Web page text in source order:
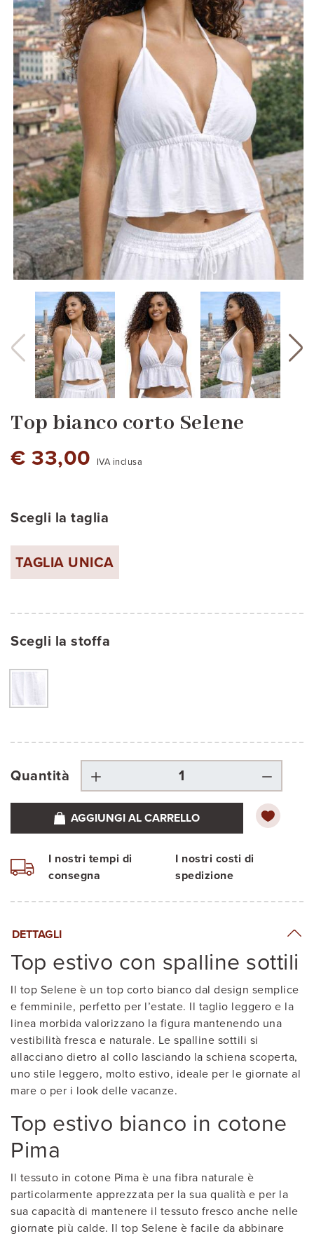
Top bianco corto Selene
€ 33,00 IVA inclusa
Scegli la taglia
TAGLIA UNICA
Scegli la stoffa
Quantità
AGGIUNGI AL CARRELLO
I nostri tempi di
consegna
I nostri costi di
spedizione
DETTAGLI
Top estivo con spalline sottili
Il top Selene è un top corto bianco dal design semplice
e femminile, perfetto per l’estate. Il taglio leggero e la
linea morbida valorizzano la figura mantenendo una
vestibilità fresca e naturale. Le spalline sottili si
allacciano dietro al collo lasciando la schiena scoperta,
uno stile leggero, molto estivo, ideale per le giornate al
mare o per i look delle vacanze.
Top estivo bianco in cotone
Pima
Il tessuto in cotone Pima è una fibra naturale è
particolarmente apprezzata per la sua qualità e per la
sua capacità di mantenere il tessuto fresco anche nelle
giornate più calde. Il top Selene è facile da abbinare